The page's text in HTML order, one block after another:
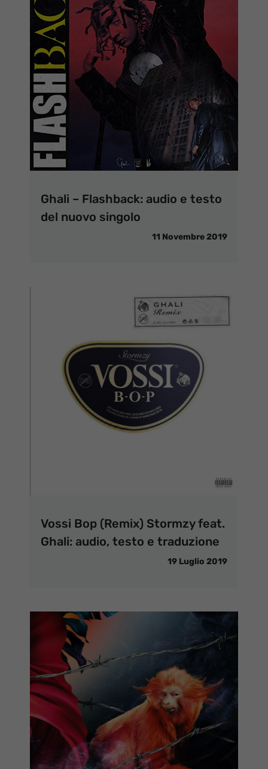
Ghali – Flashback: audio e testo
del nuovo singolo
11 Novembre 2019
Vossi Bop (Remix) Stormzy feat.
Ghali: audio, testo e traduzione
19 Luglio 2019